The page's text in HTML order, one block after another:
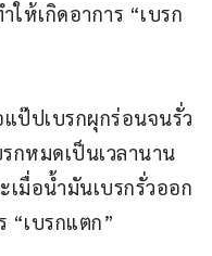
ให้เกิดอาการ “เบรก
ป๊ปเบรกผุกร่อนจนรั่ว
กหมดเป็นเวลานาน
มื่อน้ำมันเบรกรั่วออก
“เบรกแตก”